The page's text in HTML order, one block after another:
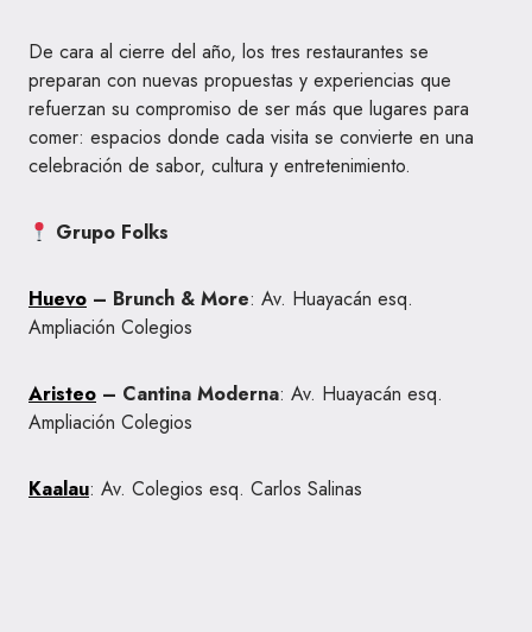
De cara al cierre del año, los tres restaurantes se
preparan con nuevas propuestas y experiencias que
refuerzan su compromiso de ser más que lugares para
comer: espacios donde cada visita se convierte en una
celebración de sabor, cultura y entretenimiento.
Grupo Folks
Huevo – Brunch & More: Av. Huayacán esq.
Ampliación Colegios
Aristeo – Cantina Moderna: Av. Huayacán esq.
Ampliación Colegios
Kaalau: Av. Colegios esq. Carlos Salinas